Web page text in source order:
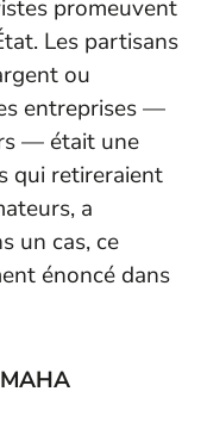
promeuvent
Les partisans
ou
entreprises —
— était une
qui retireraient
a
un cas, ce
énoncé dans